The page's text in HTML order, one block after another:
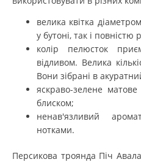
велика квітка
у бутоні, так і повністю
колір пелюсток
відливом. Велика
Вони зібрані в
яскраво-зелене
блиском;
ненав'язливий
нотками.
Персикова троянда Піч